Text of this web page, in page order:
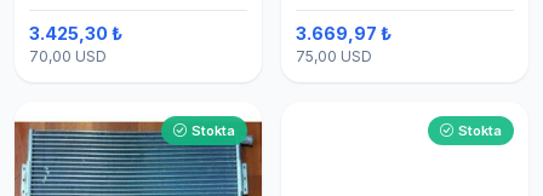
3.425,30 ₺
70,00 USD
3.669,97 ₺
75,00 USD
Stokta Stokta